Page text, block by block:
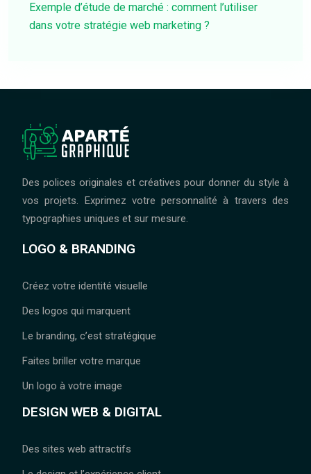
Exemple d’étude de marché : comment l’utiliser
dans votre stratégie web marketing ?
Des polices originales et créatives pour donner du style à
vos projets. Exprimez votre personnalité à travers des
typographies uniques et sur mesure.
LOGO & BRANDING
Créez votre identité visuelle
Des logos qui marquent
Le branding, c’est stratégique
Faites briller votre marque
Un logo à votre image
DESIGN WEB & DIGITAL
Des sites web attractifs